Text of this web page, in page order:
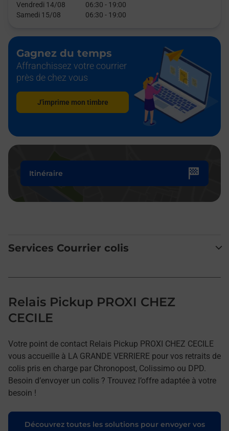
Vendredi 14/08
06:30 - 19:00
Samedi 15/08
06:30 - 19:00
Gagnez du temps
Affranchissez votre courrier
près de chez vous
J'imprime mon timbre
Itinéraire
Services Courrier colis
Relais Pickup PROXI CHEZ
CECILE
Votre point de contact Relais Pickup PROXI CHEZ CECILE
vous accueille à LA GRANDE VERRIERE pour vos retraits de
colis pris en charge par Chronopost, Colissimo ou DPD.
Besoin d’envoyer un colis ? Trouvez l’offre adaptée à votre
besoin !
Découvrez toutes les solutions pour envoyer vos